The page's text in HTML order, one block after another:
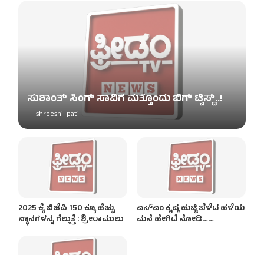
ಸುಶಾಂತ್​ ಸಿಂಗ್ ಸಾವಿ​​ಗೆ ಮತ್ತೊಂದು ಬಿಗ್​ ಟ್ವಿಸ್ಟ್​​​​​..!
shreeshil patil
2025 ಕ್ಕೆ ಬಿಜೆಪಿ 150 ಕ್ಕೂ ಹೆಚ್ಚು
ಸ್ಥಾನಗಳನ್ನ ಗೆಲ್ಲುತ್ತೆ : ಶ್ರೀರಾಮುಲು
ಎಸ್ಎಂ ಕೃಷ್ಣ ಹುಟ್ಟಿ ಬೆಳೆದ ಹಳೆಯ
ಮನೆ ಹೇಗಿದೆ ನೋಡಿ……